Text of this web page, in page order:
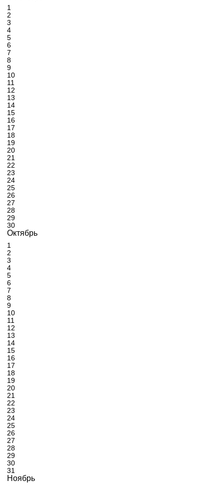
1
2
3
4
5
6
7
8
9
10
11
12
13
14
15
16
17
18
19
20
21
22
23
24
25
26
27
28
29
30
Октябрь
1
2
3
4
5
6
7
8
9
10
11
12
13
14
15
16
17
18
19
20
21
22
23
24
25
26
27
28
29
30
31
Ноябрь